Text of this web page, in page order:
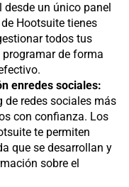
un único panel
Hootsuite tienes
todos tus
de forma
enredes sociales:
redes sociales más
con confianza. Los
te permiten
que se desarrollan y
sobre el